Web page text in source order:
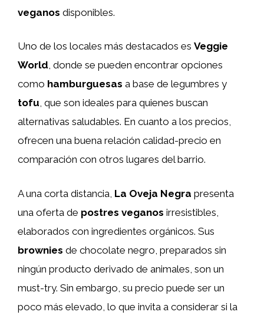
veganos disponibles.
Uno de los locales más destacados es Veggie
World, donde se pueden encontrar opciones
como hamburguesas a base de legumbres y
tofu, que son ideales para quienes buscan
alternativas saludables. En cuanto a los precios,
ofrecen una buena relación calidad-precio en
comparación con otros lugares del barrio.
A una corta distancia, La Oveja Negra presenta
una oferta de postres veganos irresistibles,
elaborados con ingredientes orgánicos. Sus
brownies de chocolate negro, preparados sin
ningún producto derivado de animales, son un
must-try. Sin embargo, su precio puede ser un
poco más elevado, lo que invita a considerar si la